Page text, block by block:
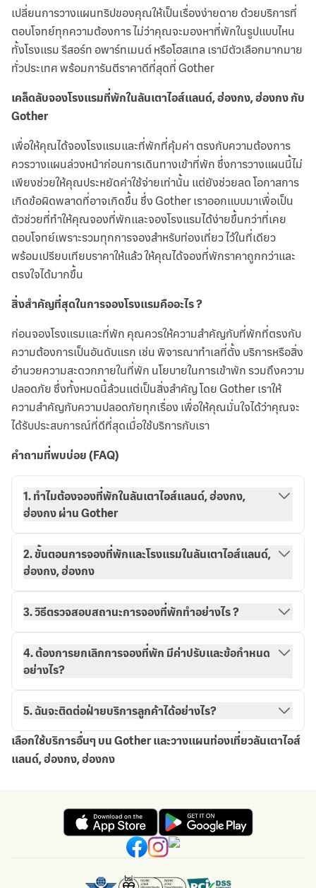
เปลี่ยนการวางแผนทริปของคุณให้เป็นเรื่องง่ายดาย ด้วยบริการที่
ตอบโจทย์ทุกความต้องการ ไม่ว่าคุณจะมองหาที่พักในรูปแบบไหน
ทั้งโรงแรม รีสอร์ท อพาร์ทเมนต์ หรือโฮสเทล เรามีตัวเลือกมากมาย
ทั่วประเทศ พร้อมการันตีราคาดีที่สุดที่ Gother
เคล็ดลับจองโรงแรมที่พักในลันเตาไอส์แลนด์, ฮ่องกง, ฮ่องกง กับ
Gother
เพื่อให้คุณได้จองโรงแรมและที่พักที่คุ้มค่า ตรงกับความต้องการ
ควรวางแผนล่วงหน้าก่อนการเดินทางเข้าที่พัก ซึ่งการวางแผนนี้ไม่
เพียงช่วยให้คุณประหยัดค่าใช้จ่ายเท่านั้น แต่ยังช่วยลด โอกาสการ
เกิดข้อผิดพลาดที่อาจเกิดขึ้น ซึ่ง Gother เราออกแบบมาเพื่อเป็น
ตัวช่วยที่ทำให้คุณจองที่พักและจองโรงแรมได้ง่ายขึ้นกว่าที่เคย
ตอบโจทย์เพราะรวมทุกการจองสำหรับท่องเที่ยว ไว้ในที่เดียว
พร้อมเปรียบเทียบราคาให้แล้ว ให้คุณได้จองที่พักราคาถูกกว่าและ
ตรงใจได้มากขึ้น
สิ่งสำคัญที่สุดในการจองโรงแรมคืออะไร ?
ก่อนจองโรงแรมและที่พัก คุณควรให้ความสำคัญกับที่พักที่ตรงกับ
ความต้องการเป็นอันดับแรก เช่น พิจารณาทำเลที่ตั้ง บริการหรือสิ่ง
อำนวยความสะดวกภายในที่พัก นโยบายในการเข้าพัก รวมถึงความ
ปลอดภัย ซึ่งทั้งหมดนี้ล้วนแต่เป็นสิ่งสำคัญ โดย Gother เราให้
ความสำคัญกับความปลอดภัยทุกเรื่อง เพื่อให้คุณมั่นใจได้ว่าคุณจะ
ได้รับประสบการณ์ที่ดีที่สุดเมื่อใช้บริการกับเรา
คำถามที่พบบ่อย (FAQ)
1. ทำไมต้องจองที่พักในลันเตาไอส์แลนด์, ฮ่องกง,
ฮ่องกง ผ่าน Gother
2. ขั้นตอนการจองที่พักและโรงแรมในลันเตาไอส์แลนด์,
ฮ่องกง, ฮ่องกง
3. วิธีตรวจสอบสถานะการจองที่พักทำอย่างไร ?
การจองของฉัน
4. ต้องการยกเลิกการจองที่พัก มีค่าปรับและข้อกำหนด
อย่างไร?
5. ฉันจะติดต่อฝ่ายบริการลูกค้าได้อย่างไร?
เลือกใช้บริการอื่นๆ บน Gother และวางแผนท่องเที่ยวลันเตาไอส์
แลนด์, ฮ่องกง, ฮ่องกง